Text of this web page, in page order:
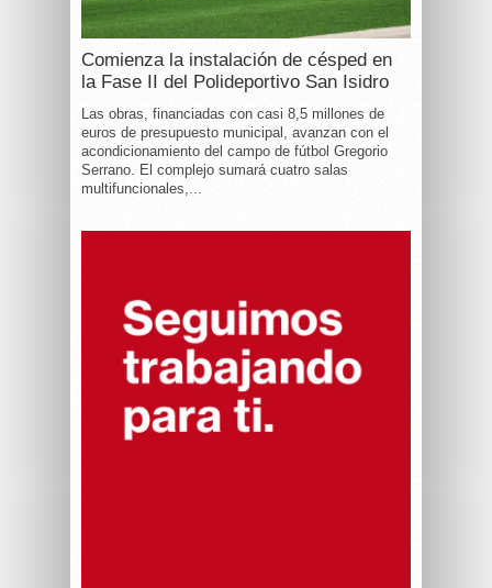
Comienza la instalación de césped en
la Fase II del Polideportivo San Isidro
Las obras, financiadas con casi 8,5 millones de
euros de presupuesto municipal, avanzan con el
acondicionamiento del campo de fútbol Gregorio
Serrano. El complejo sumará cuatro salas
multifuncionales,...